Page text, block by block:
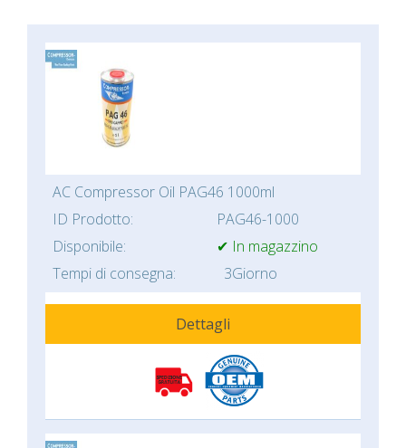
AC Compressor Oil PAG46 1000ml
ID Prodotto:
PAG46-1000
Disponibile:
✔ In magazzino
Tempi di consegna:
3Giorno
Dettagli